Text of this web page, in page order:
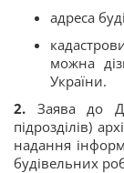
адреса
можна
України.
2. Заява до
підрозділів)
надання
будівельних